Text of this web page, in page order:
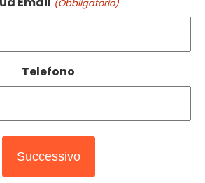
(Obbligatorio)
Telefono